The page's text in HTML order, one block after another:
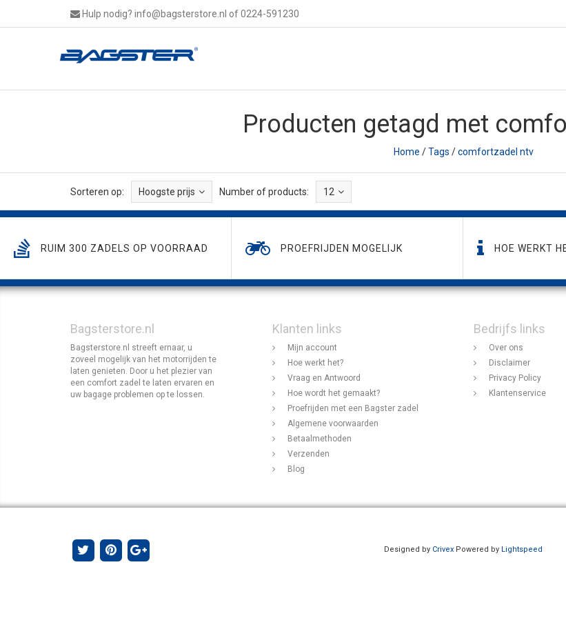
Hulp nodig? info@bagsterstore.nl of 0224-591230
Producten getagd met
Home /Tags /comfortzadel ntv
Sorteren op: Hoogste prijs Number of products: 12
RUIM 300 ZADELS OP VOORRAAD PROEFRIJDEN MOGELIJK HOE WERKT
Bagsterstore.nl
Bagsterstore.nl streeft ernaar, u
zoveel mogelijk van het motorrijden te
laten genieten. Door u het plezier van
een comfort zadel te laten ervaren en
uw bagage problemen op te lossen.
Klanten links
Mijn account
Hoe werkt het?
Vraag en Antwoord
Hoe wordt het gemaakt?
Proefrijden met een Bagster zadel
Algemene voorwaarden
Betaalmethoden
Verzenden
Blog
Bedrijfs links
Over ons
Disclaimer
Privacy Policy
Klantenservice
Designed by Crivex Powered by Lightspeed